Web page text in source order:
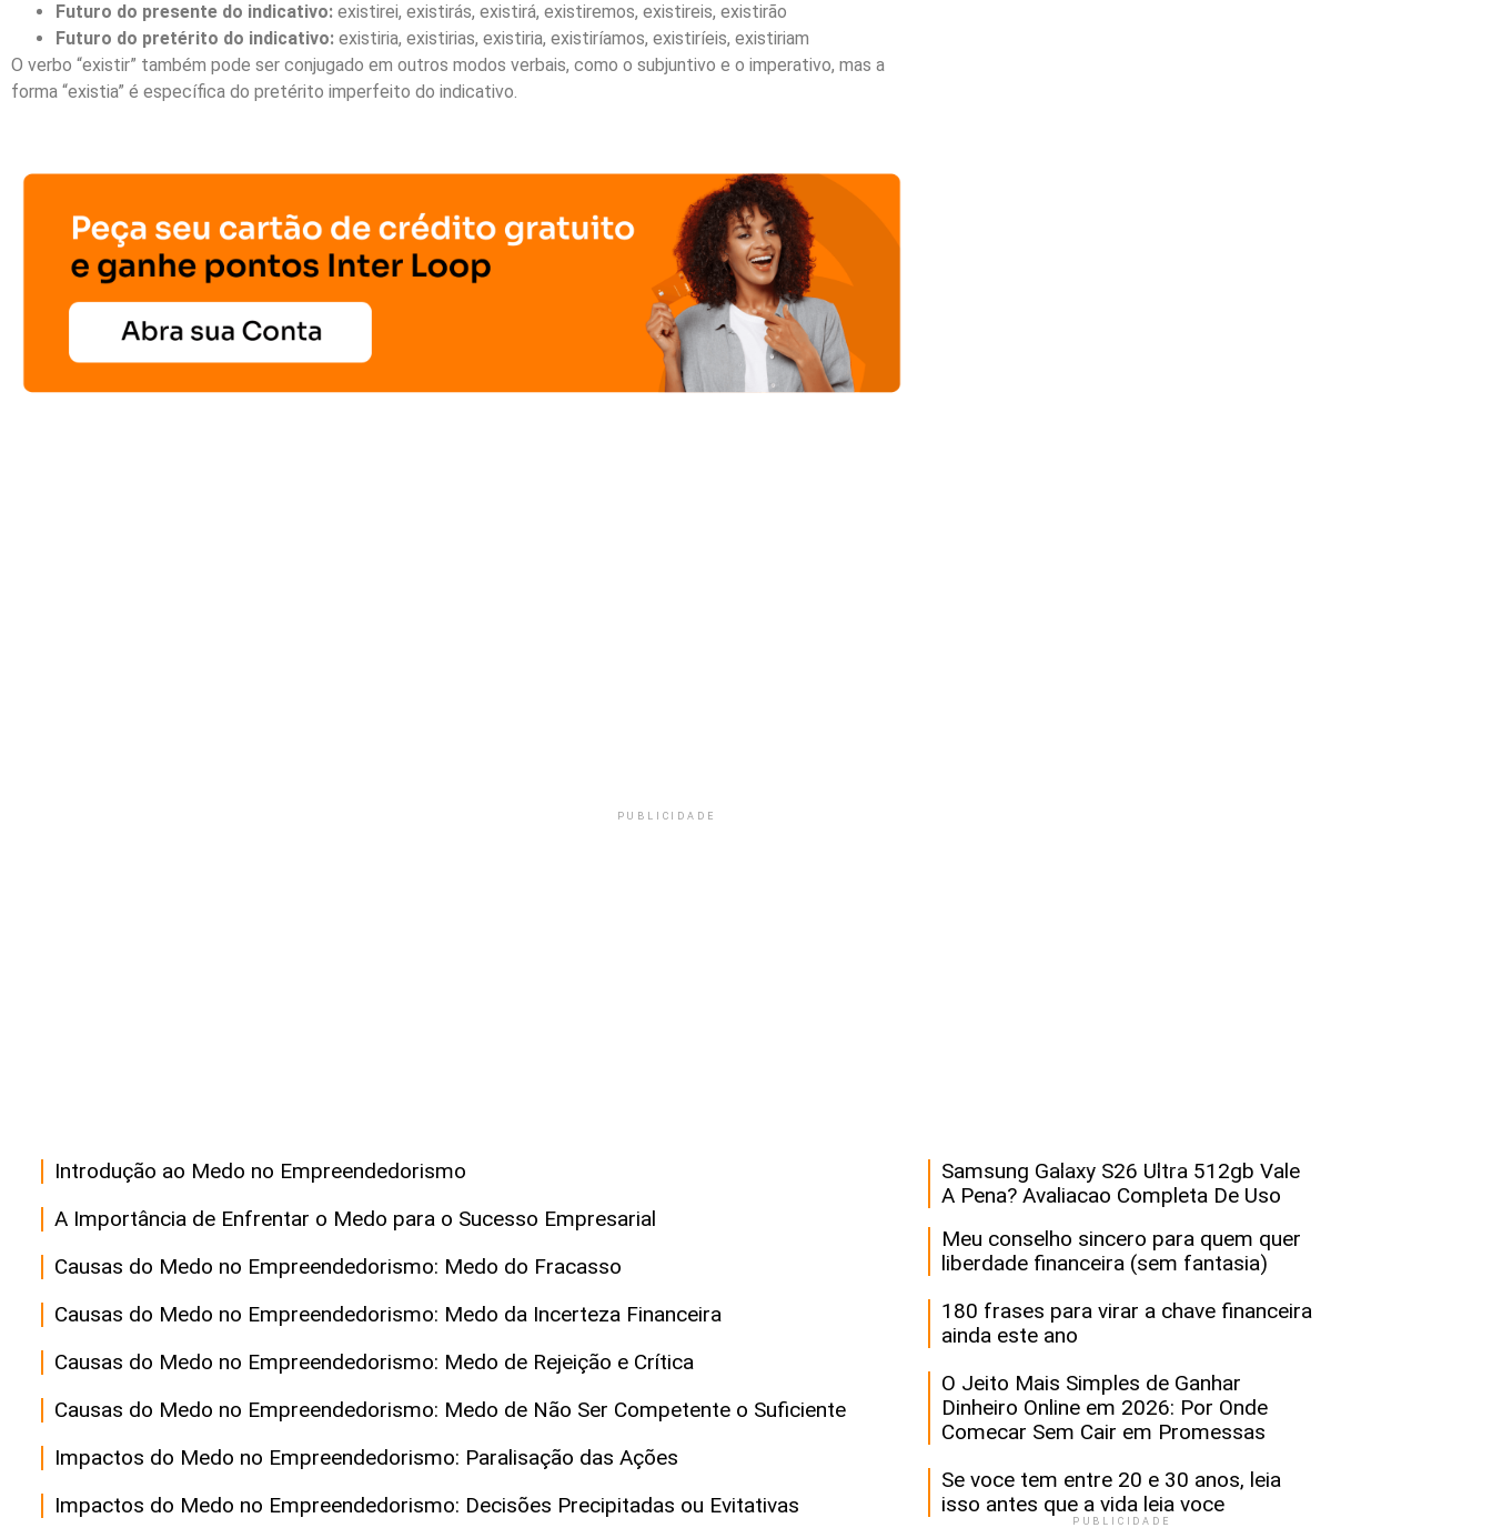
Futuro do presente do indicativo: existirei, existirás, existirá, existiremos, existireis, existirão
Futuro do pretérito do indicativo: existiria, existirias, existiria, existiríamos, existiríeis, existiriam
O verbo “existir” também pode ser conjugado em outros modos verbais, como o subjuntivo e o imperativo, mas a
forma “existia” é específica do pretérito imperfeito do indicativo.
PUBLICIDADE
Introdução ao Medo no Empreendedorismo
A Importância de Enfrentar o Medo para o Sucesso Empresarial
Causas do Medo no Empreendedorismo: Medo do Fracasso
Causas do Medo no Empreendedorismo: Medo da Incerteza Financeira
Causas do Medo no Empreendedorismo: Medo de Rejeição e Crítica
Causas do Medo no Empreendedorismo: Medo de Não Ser Competente o Suficiente
Impactos do Medo no Empreendedorismo: Paralisação das Ações
Impactos do Medo no Empreendedorismo: Decisões Precipitadas ou Evitativas
Samsung Galaxy S26 Ultra 512gb Vale
A Pena? Avaliacao Completa De Uso
Meu conselho sincero para quem quer
liberdade financeira (sem fantasia)
180 frases para virar a chave financeira
ainda este ano
O Jeito Mais Simples de Ganhar
Dinheiro Online em 2026: Por Onde
Comecar Sem Cair em Promessas
Se voce tem entre 20 e 30 anos, leia
isso antes que a vida leia voce
PUBLICIDADE